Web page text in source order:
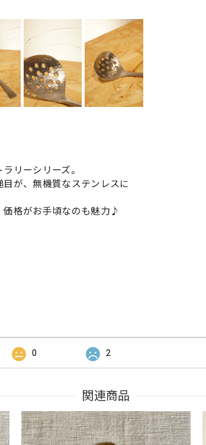
リーシリーズ。
が、無機質なステンレスに
価格がお手頃なのも魅力♪
0 2
関連商品